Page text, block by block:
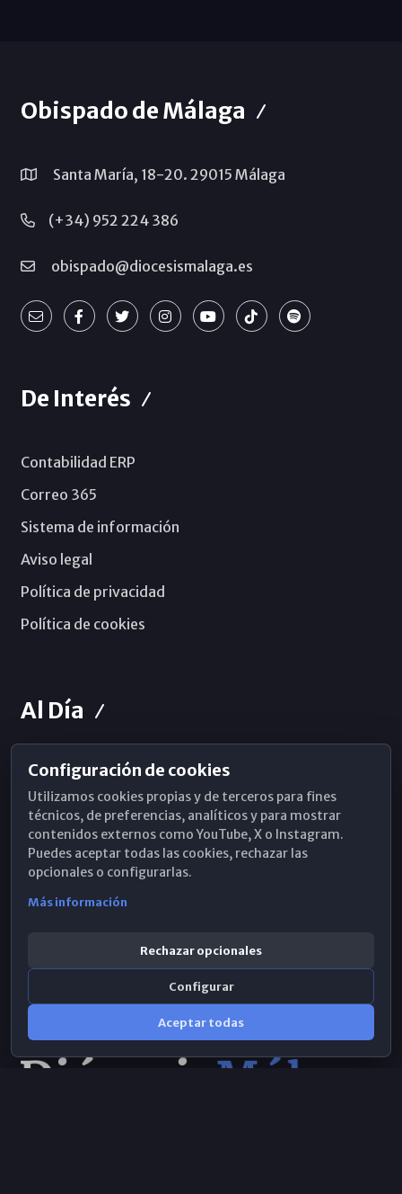
Obispado de Málaga
Santa María, 18-20. 29015 Málaga
(+34) 952 224 386
obispado@diocesismalaga.es
De Interés
Contabilidad ERP
Correo 365
Sistema de información
Aviso legal
Política de privacidad
Política de cookies
Al Día
Horarios de Misa
Hemeroteca
WhatsApp
Configuración de cookies
Utilizamos cookies propias y de terceros para fines
técnicos, de preferencias, analíticos y para mostrar
contenidos externos como YouTube, X o Instagram.
Puedes aceptar todas las cookies, rechazar las
opcionales o configurarlas.
Más información
Rechazar opcionales
Configurar
Aceptar todas